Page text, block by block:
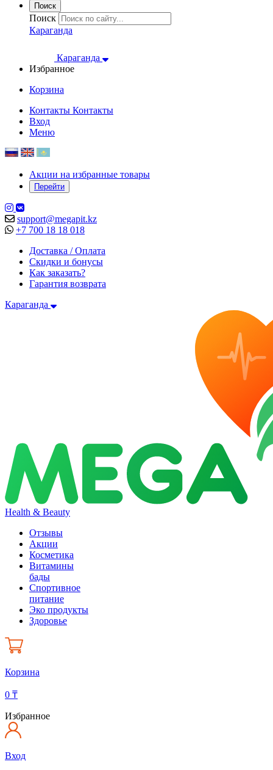
Поиск
Поиск
Караганда
Караганда
Избранное
Корзина
Контакты Контакты
Вход
Меню
Акции на избранные товары
Перейти
support@megapit.kz
+7 700 18 18 018
Доставка / Оплата
Скидки и бонусы
Как заказать?
Гарантия возврата
Караганда
Health & Beauty
Отзывы
Акции
Косметика
Витамины
бады
Спортивное
питание
Эко продукты
Здоровье
Корзина
0 ₸
Избранное
Вход